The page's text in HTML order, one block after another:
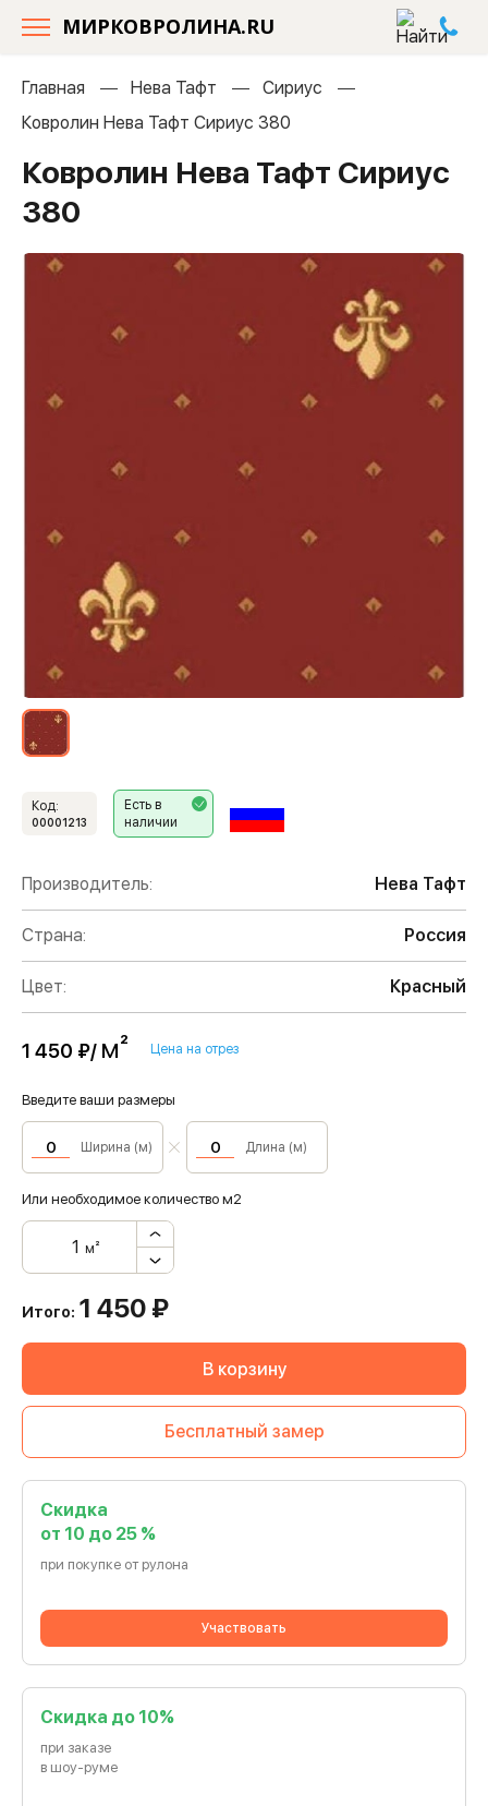
МИРКОВРОЛИНА.RU
Главная Нева Тафт
Сириус
Ковролин Нева Тафт Сириус 380
Ковролин Нева Тафт Сириус
380
Код:
00001213
Есть в
наличии
Производитель: Нева Тафт
Страна: Россия
Цвет: Красный
1 450 ₽/ м² Цена на отрез
Введите ваши размеры
Ширина (м) Длина (м)
Или необходимое количество м2
м²
Итого: 1 450 ₽
В корзину
Бесплатный замер
Скидка
от 10 до 25 %
при покупке от рулона
Участвовать
Cкидка до 10%
при заказе
в шоу-руме